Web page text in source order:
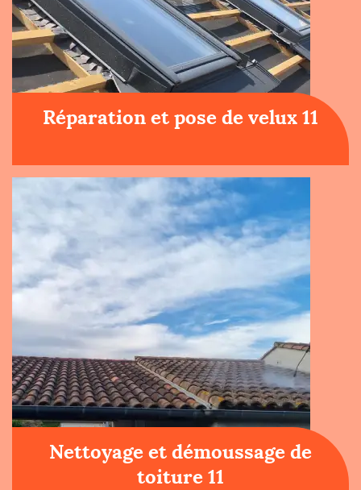
Réparation et pose de velux 11
Nettoyage et démoussage de
toiture 11